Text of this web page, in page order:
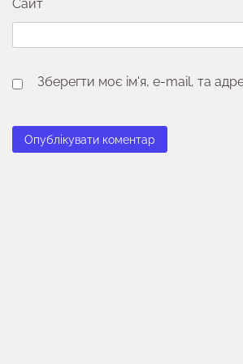
Сайт
Зберегти моє ім'я, e-mail, та